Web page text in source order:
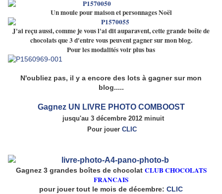
Un moule pour maison et personnages Noël
J'ai reçu aussi, comme je vous l'ai dit auparavent, cette grande boîte de
chocolats que 3 d'entre vous peuvent gagner sur mon blog.
Pour les modalités voir plus bas
N'oubliez pas, il y a encore des lots à gagner sur mon
blog.....
Gagnez UN LIVRE PHOTO COMBOOST
jusqu'au 3 décembre 2012 minuit
Pour jouer CLIC
Gagnez 3 grandes boîtes de chocolat CLUB CHOCOLATS
FRANCAIS
pour jouer tout le mois de décembre: CLIC